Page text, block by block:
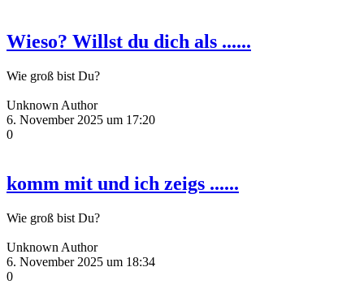
Wieso? Willst du dich als ......
Wie groß bist Du?
Unknown Author
6. November 2025 um 17:20
0
komm mit und ich zeigs ......
Wie groß bist Du?
Unknown Author
6. November 2025 um 18:34
0